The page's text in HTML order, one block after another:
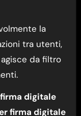
la
tra utenti,
da filtro
digitale
firma digitale